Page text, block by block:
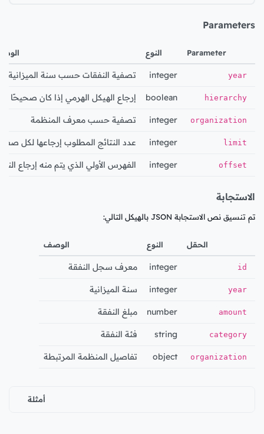
Parameters
Parameter النوع
year
integer تصفية النفقات حسب سنة الميزانية
hierarchy
boolean إرجاع الهيكل الهرمي إذا كان صحيحًا
organization
integer تصفية حسب معرف المنظمة
limit
integer عدد النتائج المطلوب إرجاعها لكل
offset
integer الفهرس الأولي الذي يتم منه إرجاع
الاستجابة
تم تنسيق نص الاستجابة JSON بالهيكل التالي:
الحقل النوع الوصف
id
integer معرف سجل النفقة
year
integer سنة الميزانية
amount
number مبلغ النفقة
category
string فئة النفقة
organization
object تفاصيل المنظمة المرتبطة
أمثلة